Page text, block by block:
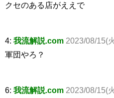
クセのある店がええで
4: 我流解説.com 2023/08/15(
軍団やろ？
6: 我流解説.com 2023/08/15(